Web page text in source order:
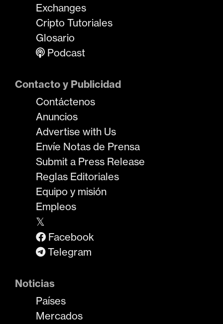
Exchanges
Cripto Tutoriales
Glosario
Podcast
Contacto y Publicidad
Contáctenos
Anuncios
Advertise with Us
Envíe Notas de Prensa
Submit a Press Release
Reglas Editoriales
Equipo y misión
Empleos
𝕏
Facebook
Telegram
Noticias
Países
Mercados